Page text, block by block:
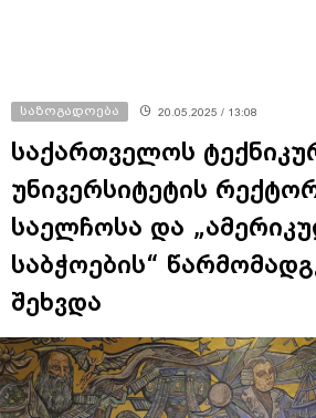
უნივერსიტეტის
საელჩოსა და
საბჭოების“
შეხვდა